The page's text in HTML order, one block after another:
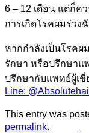
6 – 12 เดือน แต่ก็ค
การเกิดโรคผมร่ว
หากกำลังเป็นโรคผ
รักษา หรือปรึกษาแ
ปรึกษากับแพทย์ผู้เชี่
Line:
This entry was
permalink.